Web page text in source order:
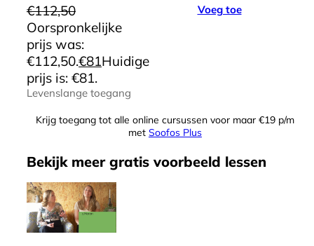
€112,50
Oorspronkelijke
prijs was:
€112,50.€81Huidige
prijs is: €81.
Levenslange toegang
Voeg toe
Krijg toegang tot alle online cursussen voor maar €19 p/m
met Soofos Plus
Bekijk meer gratis voorbeeld lessen